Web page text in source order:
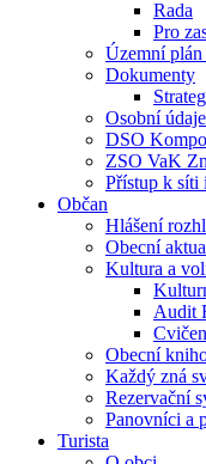
Rada
Pro
Územní plán
Dokumenty
Osobní údaje
DSO
ZSO VaK
Přístup k síti
Občan
Hlášení
Obecní
Kultura a
Audit
Obecní
Každý zná
Rezervační
Panovníci a
Turista